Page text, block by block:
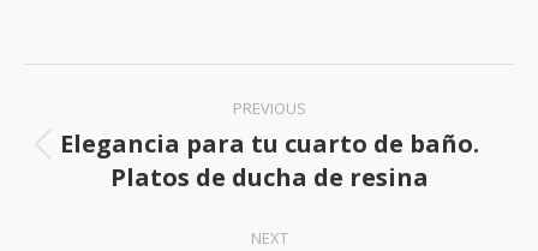
Facebook
X
navigationPREVIOUS
Previous
post:
Elegancia para tu cuarto de baño.
Platos de ducha de resina
NEXT